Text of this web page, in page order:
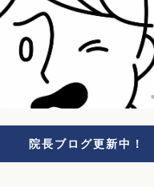
院長ブログ更新中！